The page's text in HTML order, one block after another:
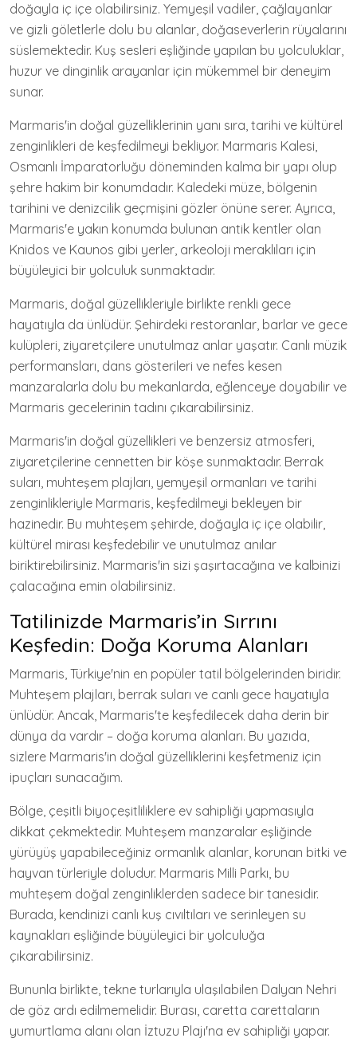
doğayla iç içe olabilirsiniz. Yemyeşil vadiler, çağlayanlar
ve gizli göletlerle dolu bu alanlar, doğaseverlerin rüyalarını
süslemektedir. Kuş sesleri eşliğinde yapılan bu yolculuklar,
huzur ve dinginlik arayanlar için mükemmel bir deneyim
sunar.
Marmaris'in doğal güzelliklerinin yanı sıra, tarihi ve kültürel
zenginlikleri de keşfedilmeyi bekliyor. Marmaris Kalesi,
Osmanlı İmparatorluğu döneminden kalma bir yapı olup
şehre hakim bir konumdadır. Kaledeki müze, bölgenin
tarihini ve denizcilik geçmişini gözler önüne serer. Ayrıca,
Marmaris'e yakın konumda bulunan antik kentler olan
Knidos ve Kaunos gibi yerler, arkeoloji meraklıları için
büyüleyici bir yolculuk sunmaktadır.
Marmaris, doğal güzellikleriyle birlikte renkli gece
hayatıyla da ünlüdür. Şehirdeki restoranlar, barlar ve gece
kulüpleri, ziyaretçilere unutulmaz anlar yaşatır. Canlı müzik
performansları, dans gösterileri ve nefes kesen
manzaralarla dolu bu mekanlarda, eğlenceye doyabilir ve
Marmaris gecelerinin tadını çıkarabilirsiniz.
Marmaris'in doğal güzellikleri ve benzersiz atmosferi,
ziyaretçilerine cennetten bir köşe sunmaktadır. Berrak
suları, muhteşem plajları, yemyeşil ormanları ve tarihi
zenginlikleriyle Marmaris, keşfedilmeyi bekleyen bir
hazinedir. Bu muhteşem şehirde, doğayla iç içe olabilir,
kültürel mirası keşfedebilir ve unutulmaz anılar
biriktirebilirsiniz. Marmaris'in sizi şaşırtacağına ve kalbinizi
çalacağına emin olabilirsiniz.
Tatilinizde Marmaris’in Sırrını
Keşfedin: Doğa Koruma Alanları
Marmaris, Türkiye'nin en popüler tatil bölgelerinden biridir.
Muhteşem plajları, berrak suları ve canlı gece hayatıyla
ünlüdür. Ancak, Marmaris'te keşfedilecek daha derin bir
dünya da vardır – doğa koruma alanları. Bu yazıda,
sizlere Marmaris'in doğal güzelliklerini keşfetmeniz için
ipuçları sunacağım.
Bölge, çeşitli biyoçeşitliliklere ev sahipliği yapmasıyla
dikkat çekmektedir. Muhteşem manzaralar eşliğinde
yürüyüş yapabileceğiniz ormanlık alanlar, korunan bitki ve
hayvan türleriyle doludur. Marmaris Milli Parkı, bu
muhteşem doğal zenginliklerden sadece bir tanesidir.
Burada, kendinizi canlı kuş cıvıltıları ve serinleyen su
kaynakları eşliğinde büyüleyici bir yolculuğa
çıkarabilirsiniz.
Bununla birlikte, tekne turlarıyla ulaşılabilen Dalyan Nehri
de göz ardı edilmemelidir. Burası, caretta carettaların
yumurtlama alanı olan İztuzu Plajı'na ev sahipliği yapar.